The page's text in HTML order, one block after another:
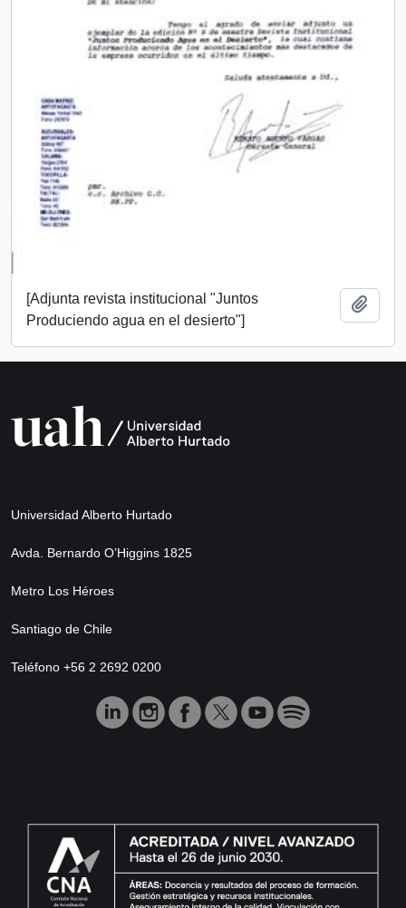
[Adjunta revista institucional "Juntos
Produciendo agua en el desierto"]
Universidad Alberto Hurtado
Avda. Bernardo O’Higgins 1825
Metro Los Héroes
Santiago de Chile
Teléfono +56 2 2692 0200